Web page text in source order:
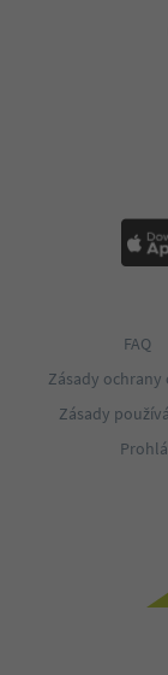
FAQ
Zásady
Zásady